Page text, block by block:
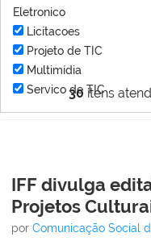
30 itens
Eletronico
Licitacoes
Projeto de TIC
Multimídia
Servico de TIC
IFF divulga
Projetos
por Comunicação Social